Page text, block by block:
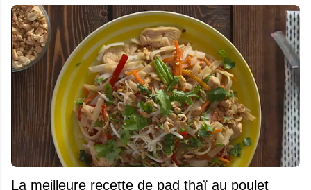
La meilleure recette de pad thaï au poulet